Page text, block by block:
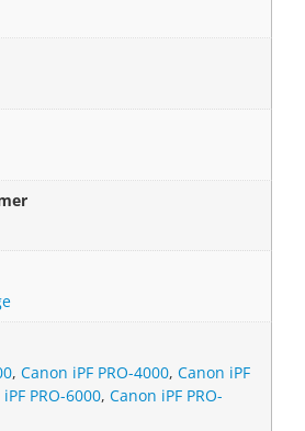
,Canon iPF PRO-4000,Canon iPF
PRO-6000,Canon iPF PRO-